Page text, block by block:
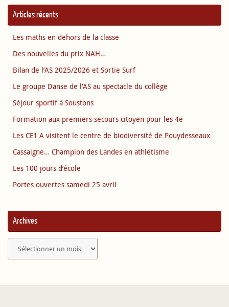
Articles récents
Les maths en dehors de la classe
Des nouvelles du prix NAH…
Bilan de l’AS 2025/2026 et Sortie Surf
Le groupe Danse de l’AS au spectacle du collège
Séjour sportif à Soustons
Formation aux premiers secours citoyen pour les 4e
Les CE1 A visitent le centre de biodiversité de Pouydesseaux
Cassaigne… Champion des Landes en athlétisme
Les 100 jours d’école
Portes ouvertes samedi 25 avril
Archives